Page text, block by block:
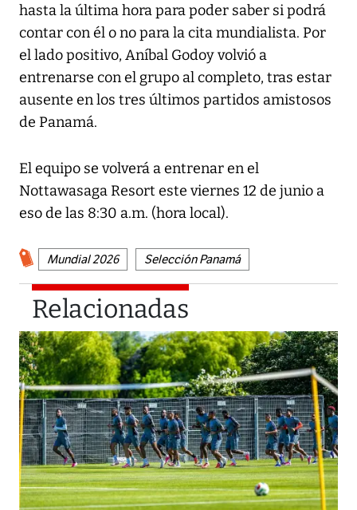
hasta la última hora para poder saber si podrá
contar con él o no para la cita mundialista. Por
el lado positivo, Aníbal Godoy volvió a
entrenarse con el grupo al completo, tras estar
ausente en los tres últimos partidos amistosos
de Panamá.
El equipo se volverá a entrenar en el
Nottawasaga Resort este viernes 12 de junio a
eso de las 8:30 a.m. (hora local).
Mundial 2026 Selección Panamá
Relacionadas